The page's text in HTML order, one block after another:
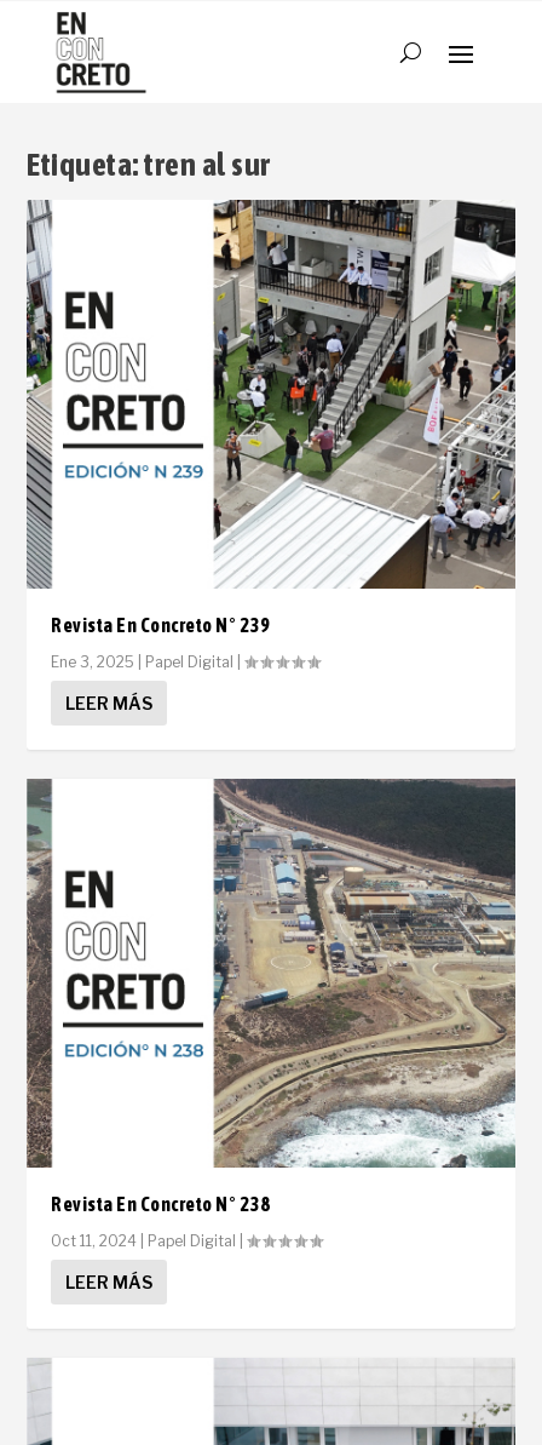
Etiqueta:tren al sur
Revista En Concreto N° 239
Ene 3, 2025 Papel Digital |
LEER MÁS
Revista En Concreto N° 238
Oct 11, 2024 Papel Digital |
LEER MÁS